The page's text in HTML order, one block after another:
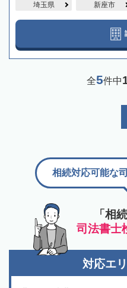
埼玉県 新座市
全5件中
「相
司法書士
相続対応可能な
対応エ